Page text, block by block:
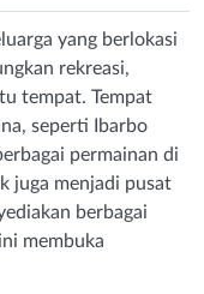
yang berlokasi
rekreasi,
tempat. Tempat
seperti Ibarbo
permainan di
juga menjadi pusat
berbagai
membuka